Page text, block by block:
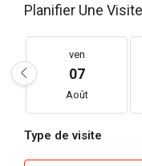
Planifier Une Visite
ven
07
Août
Type de visite